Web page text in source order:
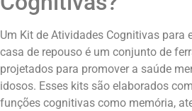
Um Kit de Atividades Cognitivas para
casa de repouso é um conjunto de
projetados para promover a saúde
idosos. Esses kits são elaborados
funções cognitivas como memória,